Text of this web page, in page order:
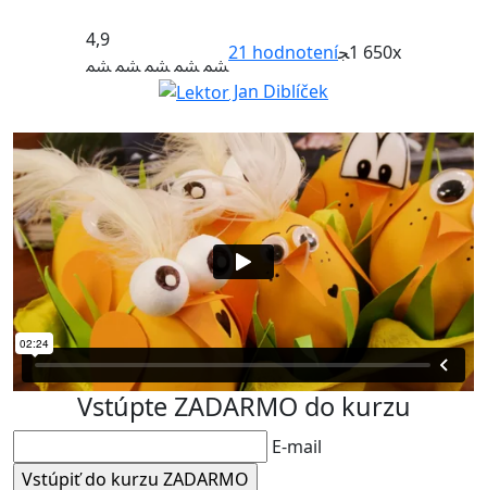
4,9
21 hodnotení 1 650x
Jan Diblíček
Vstúpte ZADARMO do kurzu
E-mail